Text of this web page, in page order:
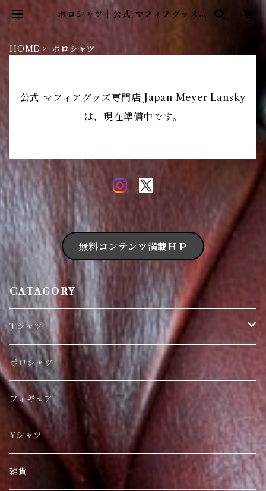
ポロシャツ | 公式 マフィアグッズ専
HOME ポロシャツ
公式 マフィアグッズ専門店 Japan Meyer Lansky
は、現在準備中です。
無料コンテンツ満載ＨＰ
CATAGORY
Tシャツ
日本限定
刺繍
海外人気商品
ポロシャツ
フィギュア
Yシャツ
雑貨